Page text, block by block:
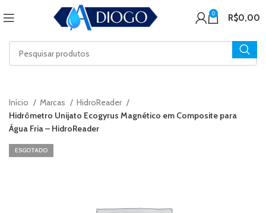
0 R$0,00
Início Marcas
HidroReader
Hidrômetro Unijato Ecogyrus Magnético em Composite para
Água Fria – HidroReader
ESGOTADO